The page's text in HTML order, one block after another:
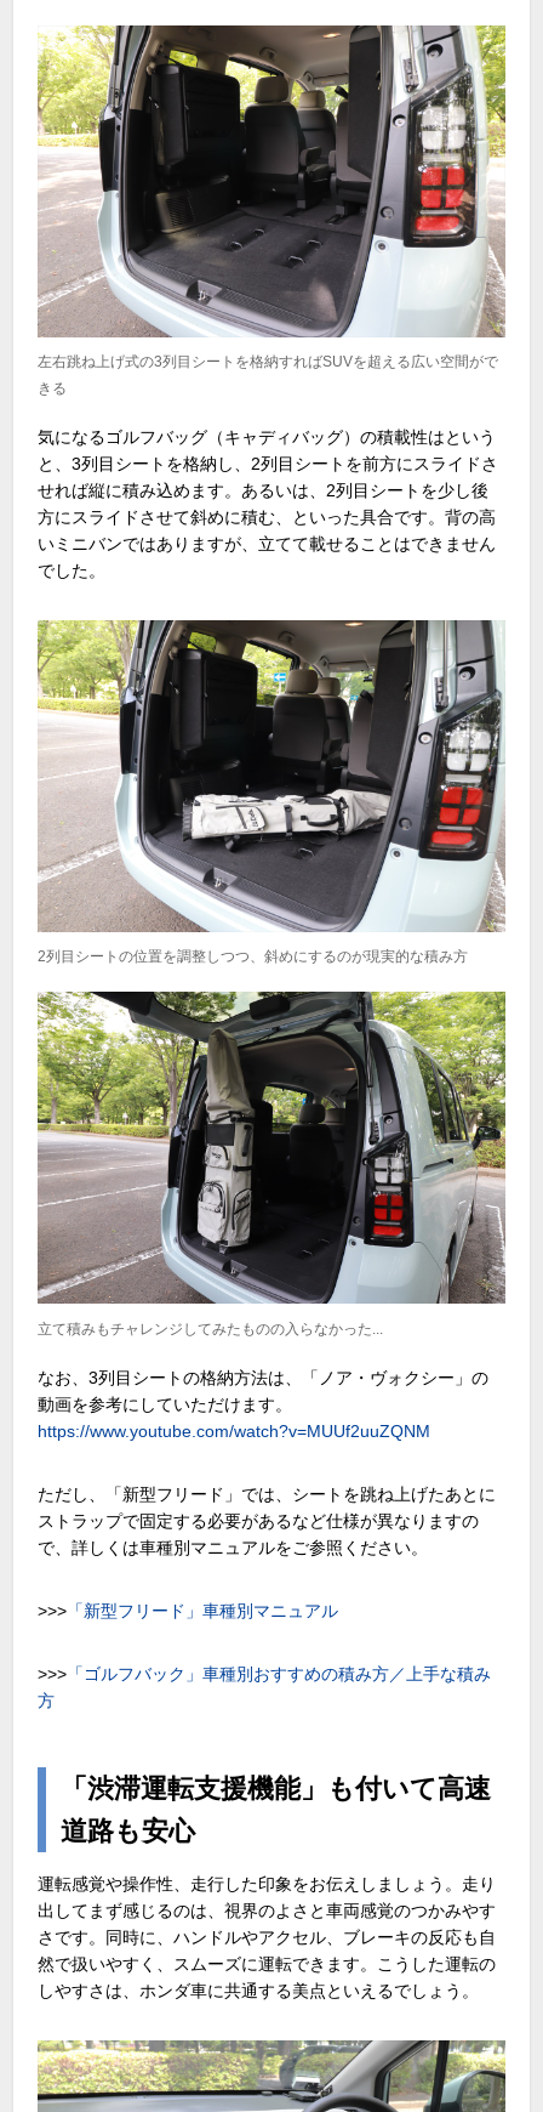
左右跳ね上げ式の3列目シートを格納すればSUVを超える広い空間がで
きる
気になるゴルフバッグ（キャディバッグ）の積載性はという
と、3列目シートを格納し、 2列目シートを前方にスライドさ
せれば縦に積み込めます。あるいは、 2列目シートを少し後
方にスライドさせて斜めに積む、といった具合です。背の高
いミニバンではありますが、立てて載せることはできません
でした。
2列目シートの位置を調整しつつ、斜めにするのが現実的な積み方
立て積みもチャレンジしてみたものの入らなかった...
なお、3列目シートの格納方法は、「ノア・ヴォクシー」の
動画を参考にしていただけます。
https://www.youtube.com/watch?v=MUUf2uuZQNM
ただし、「新型フリード」では、シートを跳ね上げたあとに
ストラップで固定する必要があるなど仕様が異なりますの
で、詳しくは車種別マニュアルをご参照ください。
>>> 「新型フリード」車種別マニュアル
>>> 「ゴルフバック」車種別おすすめの積み方／上手な積み
方
「渋滞運転支援機能」も付いて高速
道路も安心
運転感覚や操作性、走行した印象をお伝えしましょう。走り
出してまず感じるのは、視界のよさと車両感覚のつかみやす
さです。同時に、ハンドルやアクセル、ブレーキの反応も自
然で扱いやすく、スムーズに運転できます。こうした運転の
しやすさは、ホンダ車に共通する美点といえるでしょう。